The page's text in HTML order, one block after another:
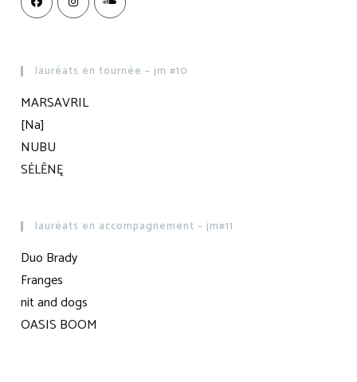
lauréats en tournée – jm #10
MARSAVRIL
[Na]
NUBU
SĖLĒNĘ
lauréats en accompagnement – jm#11
Duo Brady
Franges
nit and dogs
OASIS BOOM